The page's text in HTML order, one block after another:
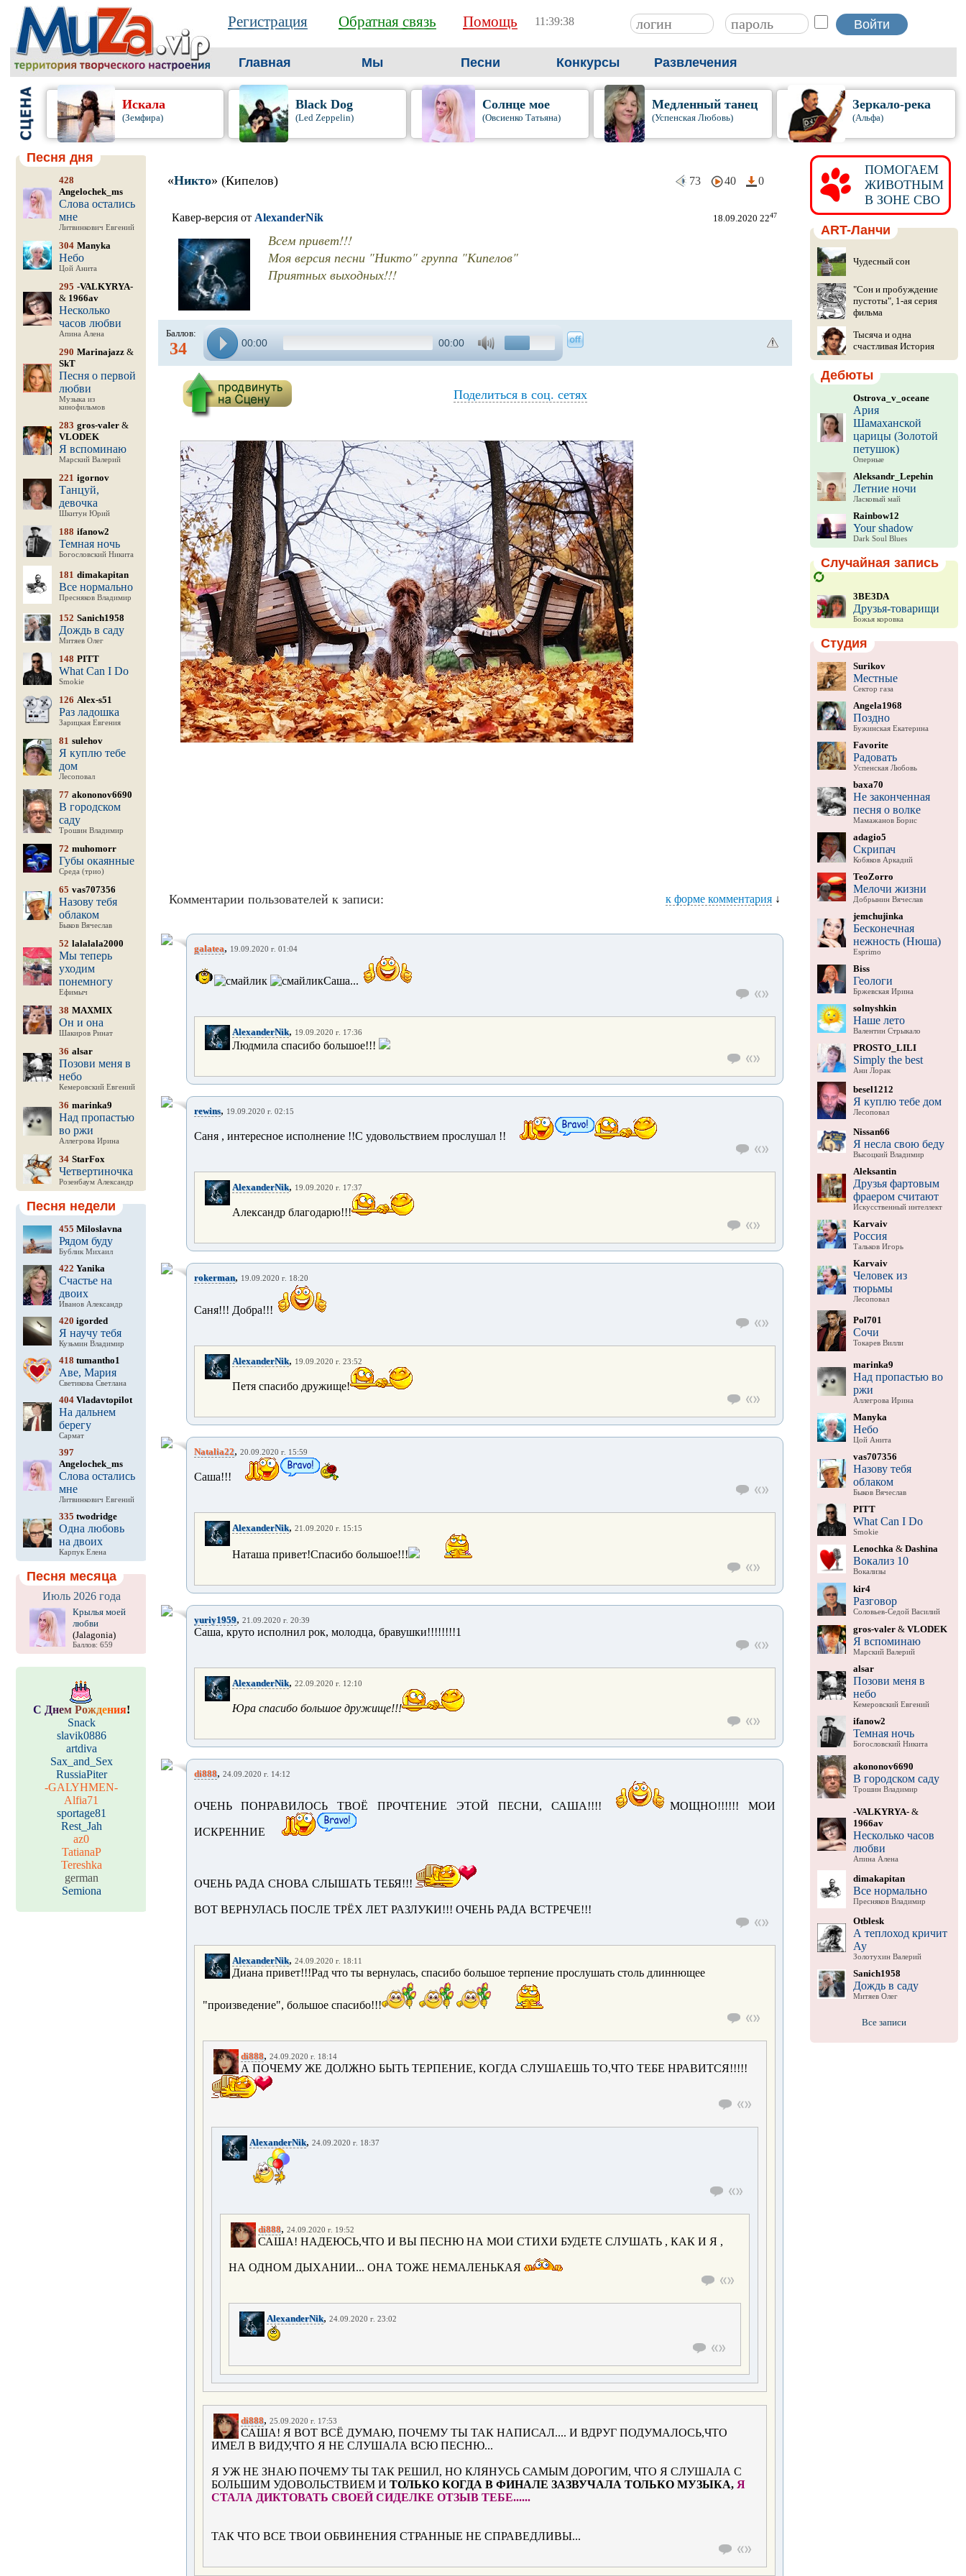
Регистрация Обратная связь Помощь 11:39:39
Главная Мы Песни Конкурсы Развлечения
Искала
(Земфира)
Black Dog
(Led Zeppelin)
Солнце мое
(Овсиенко Татьяна)
Медленный танец
(Успенская Любовь)
Зеркало-река
(Альфа)
Песня дня
428
Angelochek_ms
Слова остались
мне
Литвинкович Евгений
304 Manyka
Небо
Цой Анита
295 -VALKYRYA-
& 1966av
Несколько
часов любви
Апина Алена
290 Marinajazz&
SkT
Песня о первой
любви
Музыка из
кинофильмов
283 gros-valer&
VLODEK
Я вспоминаю
Марский Валерий
221 igornov
Танцуй,
девочка
Шкитун Юрий
188 ifanow2
Темная ночь
Богословский Никита
181 dimakapitan
Все нормально
Пресняков Владимир
152 Sanich1958
Дождь в саду
Митяев Олег
148 PITT
What Can I Do
Smokie
126 Alex-s51
Раз ладошка
Зарицкая Евгения
81 sulehov
Я куплю тебе
дом
Лесоповал
77 akononov6690
В городском
саду
Трошин Владимир
72 muhomorr
Губы окаянные
Среда (трио)
65 vas707356
Назову тебя
облаком
Быков Вячеслав
52 lalalala2000
Мы теперь
уходим
понемногу
Ефимыч
38 MAXMIX
Он и она
Шакиров Ринат
36 alsar
Позови меня в
небо
Кемеровский Евгений
36 marinka9
Над пропастью
во ржи
Аллегрова Ирина
34 StarFox
Четвертиночка
Розенбаум Александр
Песня недели
455 Miloslavna
Рядом буду
Бублик Михаил
422 Yanika
Счастье на
двоих
Иванов Александр
420 igorded
Я научу тебя
Кузьмин Владимир
418 tumantho1
Аве, Мария
Светикова Светлана
404Vladavtopilot
На дальнем
берегу
Сармат
397
Angelochek_ms
Слова остались
мне
Литвинкович Евгений
335 twodridge
Одна любовь
на двоих
Карпук Елена
Песня месяца
Июль 2026 года
Крылья моей
любви
(Jalagonia)
Баллов: 659
С Днем Рождения!
Snack
slavik0886
artdiva
Sax_and_Sex
RussiaPiter
-GALYHMEN-
Alfia71
sportage81
Rest_Jah
az0
TatianaP
Tereshka
german
Semiona
«Никто» (Кипелов) 73 40 0
Кавер-версия от AlexanderNik 18.09.2020 2247
Всем привет!!!
Моя версия песни "Никто" группа "Кипелов"
Приятных выходных!!!
Баллов:
34 00:00 00:00
Поделиться в соц. сетях
Комментарии пользователей к записи: к форме комментария ↓
galatea, 19.09.2020 г. 01:04
Саша...
AlexanderNik, 19.09.2020 г. 17:36
Людмила спасибо большое!!!
rewins, 19.09.2020 г. 02:15
Саня , интересное исполнение !!С удовольствием прослушал !!
AlexanderNik, 19.09.2020 г. 17:37
Александр благодарю!!!
rokerman, 19.09.2020 г. 18:20
Саня!!! Добра!!!
AlexanderNik, 19.09.2020 г. 23:52
Петя спасибо дружище!
Natalia22, 20.09.2020 г. 15:59
Саша!!!
AlexanderNik, 21.09.2020 г. 15:15
Наташа привет!Спасибо большое!!!
yuriy1959, 21.09.2020 г. 20:39
Саша, круто исполнил рок, молодца, бравушки!!!!!!!!1
AlexanderNik, 22.09.2020 г. 12:10
Юра спасибо большое дружище!!!
di888, 24.09.2020 г. 14:12
ОЧЕНЬ ПОНРАВИЛОСЬ ТВОЁ ПРОЧТЕНИЕ ЭТОЙ ПЕСНИ, САША!!!! МОЩНО!!!!!! МОИ
ИСКРЕННИЕ
ОЧЕНЬ РАДА СНОВА СЛЫШАТЬ ТЕБЯ!!!
ВОТ ВЕРНУЛАСЬ ПОСЛЕ ТРЁХ ЛЕТ РАЗЛУКИ!!! ОЧЕНЬ РАДА ВСТРЕЧЕ!!!
AlexanderNik, 24.09.2020 г. 18:11
Диана привет!!!Рад что ты вернулась, спасибо большое терпение прослушать столь длиннющее
"произведение", большое спасибо!!!
di888, 24.09.2020 г. 18:14
А ПОЧЕМУ ЖЕ ДОЛЖНО БЫТЬ ТЕРПЕНИЕ, КОГДА СЛУШАЕШЬ ТО,ЧТО ТЕБЕ НРАВИТСЯ!!!!!
AlexanderNik, 24.09.2020 г. 18:37
di888, 24.09.2020 г. 19:52
САША! НАДЕЮСЬ,ЧТО И ВЫ ПЕСНЮ НА МОИ СТИХИ БУДЕТЕ СЛУШАТЬ , КАК И Я ,
НА ОДНОМ ДЫХАНИИ... ОНА ТОЖЕ НЕМАЛЕНЬКАЯ
AlexanderNik, 24.09.2020 г. 23:02
di888, 25.09.2020 г. 17:53
САША! Я ВОТ ВСЁ ДУМАЮ, ПОЧЕМУ ТЫ ТАК НАПИСАЛ.... И ВДРУГ ПОДУМАЛОСЬ,ЧТО
ИМЕЛ В ВИДУ,ЧТО Я НЕ СЛУШАЛА ВСЮ ПЕСНЮ...
Я УЖ НЕ ЗНАЮ ПОЧЕМУ ТЫ ТАК РЕШИЛ, НО КЛЯНУСЬ САМЫМ ДОРОГИМ, ЧТО Я СЛУШАЛА С
БОЛЬШИМ УДОВОЛЬСТВИЕМ И ТОЛЬКО КОГДА В ФИНАЛЕ ЗАЗВУЧАЛА ТОЛЬКО МУЗЫКА, Я
СТАЛА ДИКТОВАТЬ СВОЕЙ СИДЕЛКЕ ОТЗЫВ ТЕБЕ......
ТАК ЧТО ВСЕ ТВОИ ОБВИНЕНИЯ СТРАННЫЕ НЕ СПРАВЕДЛИВЫ...
ПОМОГАЕМ
ЖИВОТНЫМ
В ЗОНЕ СВО
ART-Ланчи
Чудесный сон
"Сон и пробуждение
пустоты", 1-ая серия
фильма
Тысяча и одна
счастливая История
Дебюты
Ostrova_v_oceane
Ария
Шамаханской
царицы (Золотой
петушок)
Оперные
Aleksandr_Lepehin
Летние ночи
Ласковый май
Rainbow12
Your shadow
Dark Soul Blues
Случайная запись
3BE3DA
Друзья-товарищи
Божья коровка
Студия
Surikov
Местные
Сектор газа
Angela1968
Поздно
Бужинская Екатерина
Favorite
Радовать
Успенская Любовь
baxa70
Не законченная
песня о волке
Мамажанов Борис
adagio5
Скрипач
Кобяков Аркадий
TeoZorro
Мелочи жизни
Добрынин Вячеслав
jemchujinka
Бесконечная
нежность (Нюша)
Esprimo
Biss
Геологи
Бржевская Ирина
solnyshkin
Наше лето
Валентин Стрыкало
PROSTO_LILI
Simply the best
Ани Лорак
besel1212
Я куплю тебе дом
Лесоповал
Nissan66
Я несла свою беду
Высоцкий Владимир
Aleksantin
Друзья фартовым
фраером считают
Искусственный интеллект
Karvaiv
Россия
Тальков Игорь
Karvaiv
Человек из
тюрьмы
Лесоповал
Pol701
Сочи
Токарев Вилли
marinka9
Над пропастью во
ржи
Аллегрова Ирина
Manyka
Небо
Цой Анита
vas707356
Назову тебя
облаком
Быков Вячеслав
PITT
What Can I Do
Smokie
Lenochka & Dashina
Вокализ 10
Вокализы
kir4
Разговор
Соловьев-Седой Василий
gros-valer& VLODEK
Я вспоминаю
Марский Валерий
alsar
Позови меня в
небо
Кемеровский Евгений
ifanow2
Темная ночь
Богословский Никита
akononov6690
В городском саду
Трошин Владимир
-VALKYRYA-&
1966av
Несколько часов
любви
Апина Алена
dimakapitan
Все нормально
Пресняков Владимир
Otblesk
А теплоход кричит
Ау
Золотухин Валерий
Sanich1958
Дождь в саду
Митяев Олег
Все записи